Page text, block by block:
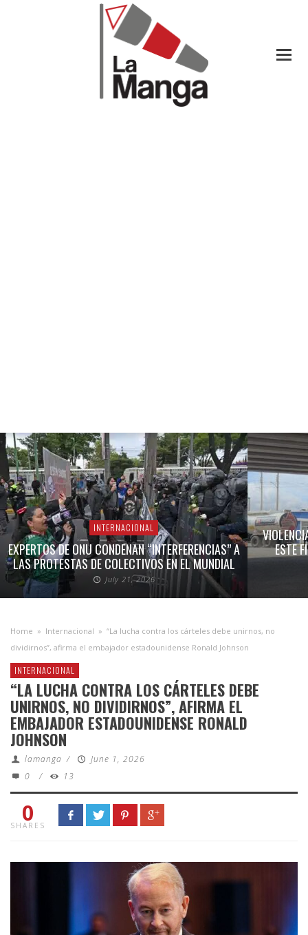
INTERNACIONAL
EXPERTOS DE ONU CONDENAN “INTERFERENCIAS” A
LAS PROTESTAS DE COLECTIVOS EN EL MUNDIAL
July 21, 2026
ESTE
Home » Internacional » “La lucha contra los cárteles debe unirnos, no
dividirnos”, afirma el embajador estadounidense Ronald Johnson
INTERNACIONAL
“LA LUCHA CONTRA LOS CÁRTELES DEBE
UNIRNOS, NO DIVIDIRNOS”, AFIRMA EL
EMBAJADOR ESTADOUNIDENSE RONALD
JOHNSON
lamanga /
June 1, 2026
0
/ 13
0
SHARES